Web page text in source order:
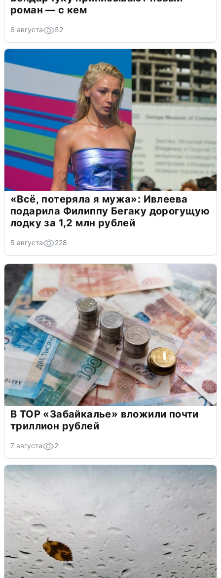
роман — с кем
6 августа 52
«Всё, потеряла я мужа»: Ивлеева
подарила Филиппу Бегаку дорогущую
лодку за 1,2 млн рублей
5 августа 228
В ТОР «Забайкалье» вложили почти
триллион рублей
7 августа 2